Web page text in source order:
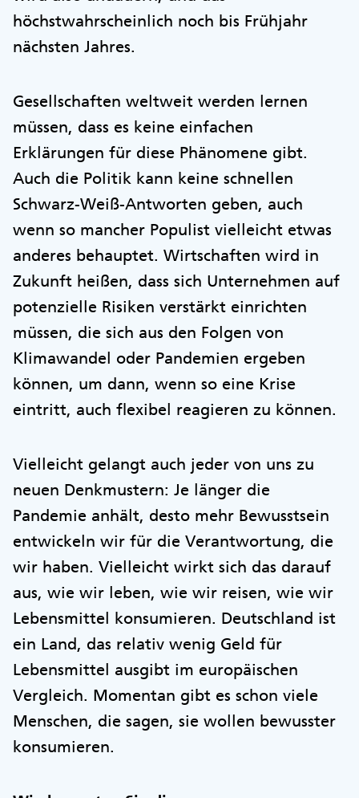
höchstwahrscheinlich noch bis Frühjahr
nächsten Jahres.
Gesellschaften weltweit werden lernen
müssen, dass es keine einfachen
Erklärungen für diese Phänomene gibt.
Auch die Politik kann keine schnellen
Schwarz-Weiß-Antworten geben, auch
wenn so mancher Populist vielleicht etwas
anderes behauptet. Wirtschaften wird in
Zukunft heißen, dass sich Unternehmen auf
potenzielle Risiken verstärkt einrichten
müssen, die sich aus den Folgen von
Klimawandel oder Pandemien ergeben
können, um dann, wenn so eine Krise
eintritt, auch flexibel reagieren zu können.
Vielleicht gelangt auch jeder von uns zu
neuen Denkmustern: Je länger die
Pandemie anhält, desto mehr Bewusstsein
entwickeln wir für die Verantwortung, die
wir haben. Vielleicht wirkt sich das darauf
aus, wie wir leben, wie wir reisen, wie wir
Lebensmittel konsumieren. Deutschland ist
ein Land, das relativ wenig Geld für
Lebensmittel ausgibt im europäischen
Vergleich. Momentan gibt es schon viele
Menschen, die sagen, sie wollen bewusster
konsumieren.